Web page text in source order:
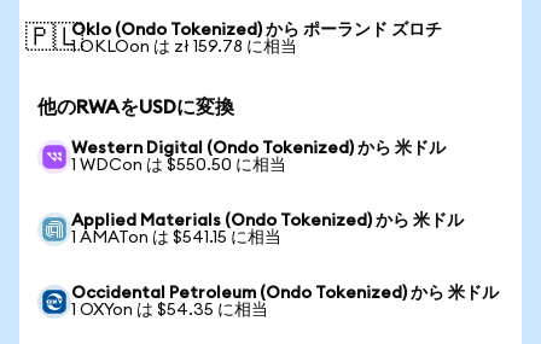
🇵🇱Oklo (Ondo Tokenized) から ポーランド ズロチ
1 OKLOon は zł 159.78 に相当
他のRWAをUSDに変換
Western Digital (Ondo Tokenized) から 米ドル
1 WDCon は $550.50 に相当
Applied Materials (Ondo Tokenized) から 米ドル
1 AMATon は $541.15 に相当
Occidental Petroleum (Ondo Tokenized) から 米ドル
1 OXYon は $54.35 に相当